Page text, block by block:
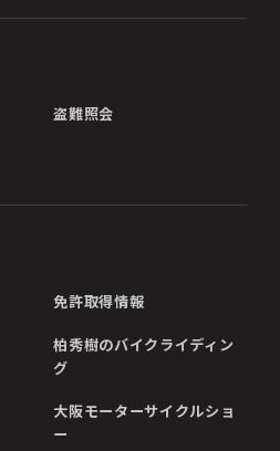
盗難照会
免許取得情報
柏秀樹のバイクライディン
グ
大阪モーターサイクルショ
ー